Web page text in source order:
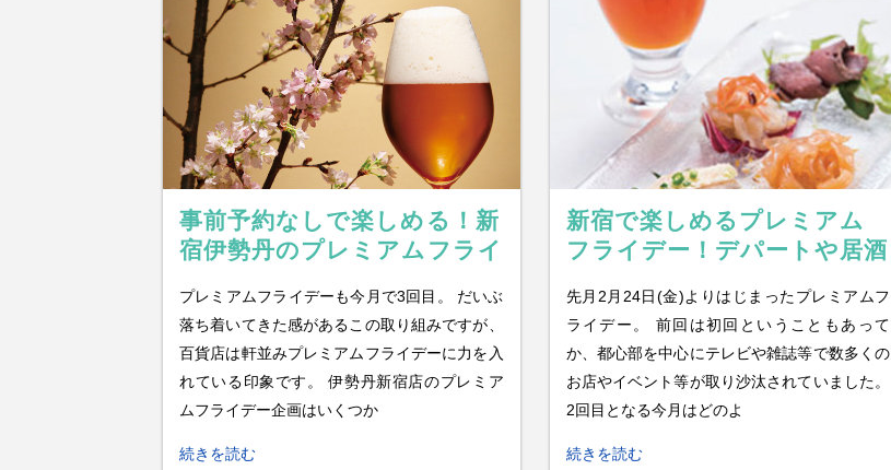
事前予約なしで楽しめる！新
宿伊勢丹のプレミアムフライ
プレミアムフライデーも今月で3回目。 だいぶ
落ち着いてきた感があるこの取り組みですが、
百貨店は軒並みプレミアムフライデーに力を入
れている印象です。 伊勢丹新宿店のプレミア
ムフライデー企画はいくつか
続きを読む
新宿で楽しめるプレミアム
フライデー！デパートや居酒
（2017年3月版）
先月2月24日(金)よりはじまったプレミアムフ
ライデー。 前回は初回ということもあって
か、都心部を中心にテレビや雑誌等で数多くの
お店やイベント等が取り沙汰されていました。
2回目となる今月はどのよ
続きを読む